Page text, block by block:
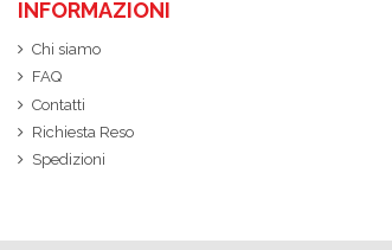
INFORMAZIONI
Chi siamo
FAQ
Contatti
Richiesta Reso
Spedizioni